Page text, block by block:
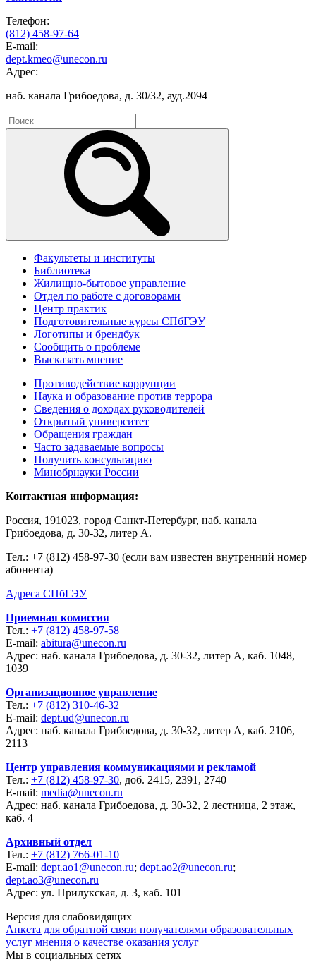
Телефон:
(812) 458-97-64
E-mail:
dept.kmeo@unecon.ru
Адрес:
наб. канала Грибоедова, д. 30/32, ауд.2094
Факультеты и институты
Библиотека
Жилищно-бытовое управление
Отдел по работе с договорами
Центр практик
Подготовительные курсы СПбГЭУ
Логотипы и брендбук
Сообщить о проблеме
Высказать мнение
Противодействие коррупции
Наука и образование против террора
Сведения о доходах руководителей
Открытый университет
Обращения граждан
Часто задаваемые вопросы
Получить консультацию
Минобрнауки России
Контактная информация:
Россия, 191023, город Санкт-Петербург, наб. канала
Грибоедова, д. 30-32, литер А.
Тел.: +7 (812) 458-97-30 (если вам известен внутренний номер
абонента)
Адреса СПбГЭУ
Приемная комиссия
Тел.: +7 (812) 458-97-58
E-mail: abitura@unecon.ru
Адрес: наб. канала Грибоедова, д. 30-32, литер А, каб. 1048,
1039
Организационное управление
Тел.: +7 (812) 310-46-32
E-mail: dept.ud@unecon.ru
Адрес: наб. канала Грибоедова, д. 30-32, литер А, каб. 2106,
2113
Центр управления коммуникациями и рекламой
Тел.: +7 (812) 458-97-30, доб. 2415, 2391, 2740
E-mail: media@unecon.ru
Адрес: наб. канала Грибоедова, д. 30-32, 2 лестница, 2 этаж,
каб. 4
Архивный отдел
Тел.: +7 (812) 766-01-10
E-mail: dept.ao1@unecon.ru; dept.ao2@unecon.ru;
dept.ao3@unecon.ru
Адрес: ул. Прилукская, д. 3, каб. 101
Версия для слабовидящих
Анкета для обратной связи получателями образовательных
услуг мнения о качестве оказания услуг
Мы в социальных сетях